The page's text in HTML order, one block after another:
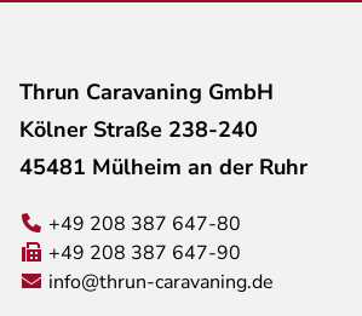
Thrun Caravaning GmbH
Kölner Straße 238-240
45481 Mülheim an der Ruhr
+49 208 387 647-80
+49 208 387 647-90
info@thrun-caravaning.de